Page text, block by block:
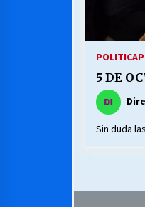
POLITICA
5 DE
Sin duda